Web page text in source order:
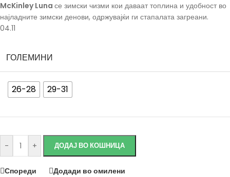
McKinley Luna се зимски чизми кои даваат топлина и удобност во
најладните зимски денови, одржувајќи ги стапалата загреани.
04.11
ГОЛЕМИНИ
26-28 29-31
- + ДОДАЈ ВО КОШНИЦА
Спореди Додади во омилени